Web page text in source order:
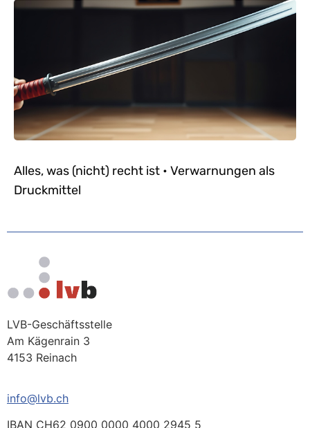
Alles, was (nicht) recht ist • Verwarnungen als
Druckmittel
LVB-Geschäftsstelle
Am Kägenrain 3
4153 Reinach
info@lvb.ch
IBAN CH62 0900 0000 4000 2945 5